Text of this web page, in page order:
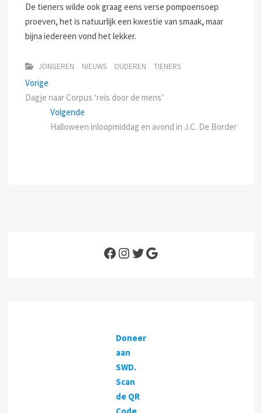
De tieners wilde ook graag eens verse pompoensoep
proeven, het is natuurlijk een kwestie van smaak, maar
bijna iedereen vond het lekker.
JONGEREN NIEUWS OUDEREN TIENERS
Bericht
navigatie
Vorige
post:
Dagje naar Corpus ‘reis door de mens’
VolgendeNext
post:
Halloween inloopmiddag en avond in J.C. De Border
Facebook
Instagram
Twitter
Google
Doneer
aan
SWD.
Scan
de QR